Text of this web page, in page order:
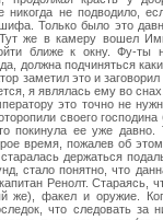
никогда не подводило,
Только было это
же в камеру вошел
ближе к окну. Фу-
должна подчиняться
заметил это и
я являлась ему во
это точно не
своего
покинула ее уже давно.
время, пожалев об
держаться
стало понятно, что
Ренолт. Стараясь,
же), факел и оружие.
что следовать